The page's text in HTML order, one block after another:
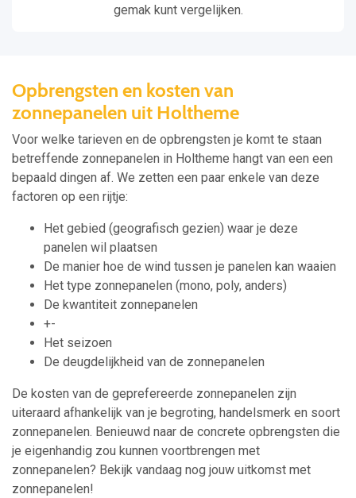
gemak kunt vergelijken.
Opbrengsten en kosten van
zonnepanelen uit Holtheme
Voor welke tarieven en de opbrengsten je komt te staan
betreffende zonnepanelen in Holtheme hangt van een een
bepaald dingen af. We zetten een paar enkele van deze
factoren op een rijtje:
Het gebied (geografisch gezien) waar je deze
panelen wil plaatsen
De manier hoe de wind tussen je panelen kan waaien
Het type zonnepanelen (mono, poly, anders)
De kwantiteit zonnepanelen
+-
Het seizoen
De deugdelijkheid van de zonnepanelen
De kosten van de geprefereerde zonnepanelen zijn
uiteraard afhankelijk van je begroting, handelsmerk en soort
zonnepanelen. Benieuwd naar de concrete opbrengsten die
je eigenhandig zou kunnen voortbrengen met
zonnepanelen? Bekijk vandaag nog jouw uitkomst met
zonnepanelen!